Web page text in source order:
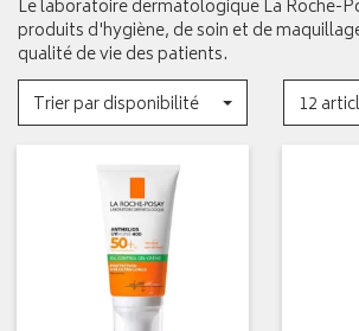
Le laboratoire dermatologique La Roche-
produits d'hygiène, de soin et de
qualité de vie des patients.
Trier par disponibilité
12